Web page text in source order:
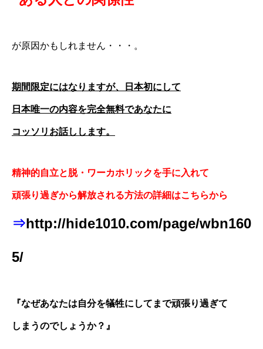
が原因かもしれません・・・。
期間限定にはなりますが、日本初にして
日本唯一の内容を完全無料であなたに
コッソリお話しします。
精神的自立と脱・ワーカホリックを手に入れて
頑張り過ぎから解放される方法の詳細はこちらから
⇒http://hide1010.com/page/wbn160
5/
『なぜあなたは自分を犠牲にしてまで頑張り過ぎて
しまうのでしょうか？』